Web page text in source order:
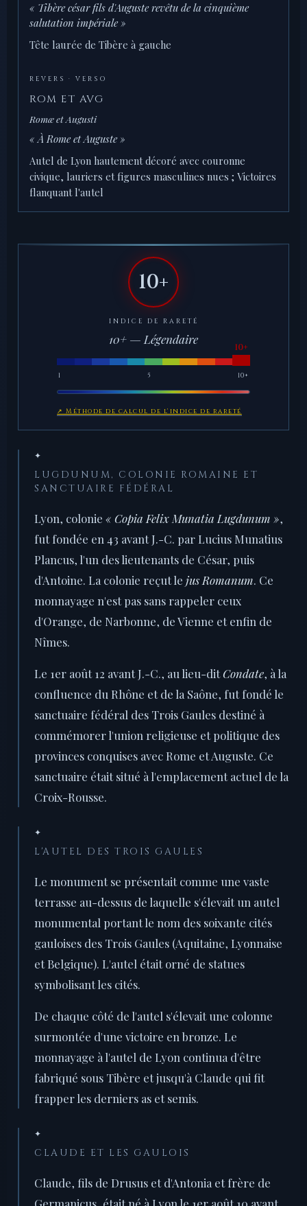
« Tibère césar fils d'Auguste revêtu de la cinquième
salutation impériale »
Tête laurée de Tibère à gauche
REVERS · VERSO
ROM ET AVG
Romæ et Augusti
« À Rome et Auguste »
Autel de Lyon hautement décoré avec couronne
civique, lauriers et figures masculines nues ; Victoires
flanquant l'autel
10+
INDICE DE RARETÉ
10+ — Légendaire
1 5 10+
↗ Méthode de calcul de l'indice de rareté
✦
LUGDUNUM, COLONIE ROMAINE ET
SANCTUAIRE FÉDÉRAL
Lyon, colonie « Copia Felix Munatia Lugdunum »,
fut fondée en 43 avant J.-C. par Lucius Munatius
Plancus, l'un des lieutenants de César, puis
d'Antoine. La colonie reçut le jus Romanum. Ce
monnayage n'est pas sans rappeler ceux
d'Orange, de Narbonne, de Vienne et enfin de
Nîmes.
Le 1er août 12 avant J.-C., au lieu-ditCondate, à la
confluence du Rhône et de la Saône, fut fondé le
sanctuaire fédéral des Trois Gaules destiné à
commémorer l'union religieuse et politique des
provinces conquises avec Rome et Auguste. Ce
sanctuaire était situé à l'emplacement actuel de la
Croix-Rousse.
✦
L'AUTEL DES TROIS GAULES
Le monument se présentait comme une vaste
terrasse au-dessus de laquelle s'élevait un autel
monumental portant le nom des soixante cités
gauloises des Trois Gaules (Aquitaine, Lyonnaise
et Belgique). L'autel était orné de statues
symbolisant les cités.
De chaque côté de l'autel s'élevait une colonne
surmontée d'une victoire en bronze. Le
monnayage à l'autel de Lyon continua d'être
fabriqué sous Tibère et jusqu'à Claude qui fit
frapper les derniers as et semis.
✦
CLAUDE ET LES GAULOIS
Claude, fils de Drusus et d'Antonia et frère de